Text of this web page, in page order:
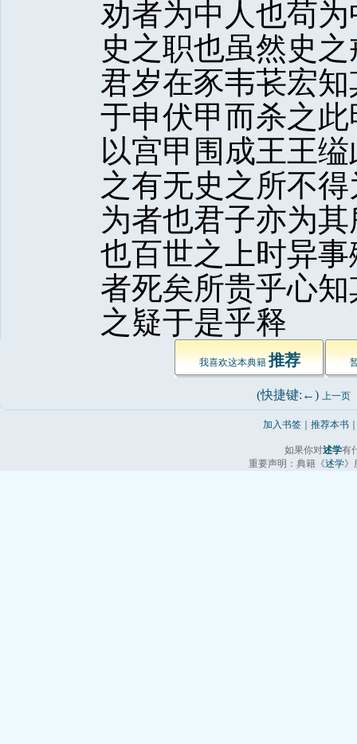
劝者为中人也苟
史之职也虽然史
君岁在豕韦苌宏
于申伏甲而杀之
以宫甲围成王王
之有无史之所不
为者也君子亦为
也百世之上时异
者死矣所贵乎心
之疑于是乎释
我喜欢这本典籍 推荐
(快捷键:←) 上一页
加入书签 推荐本书
如果你对述学有
重要声明：典籍《述学》